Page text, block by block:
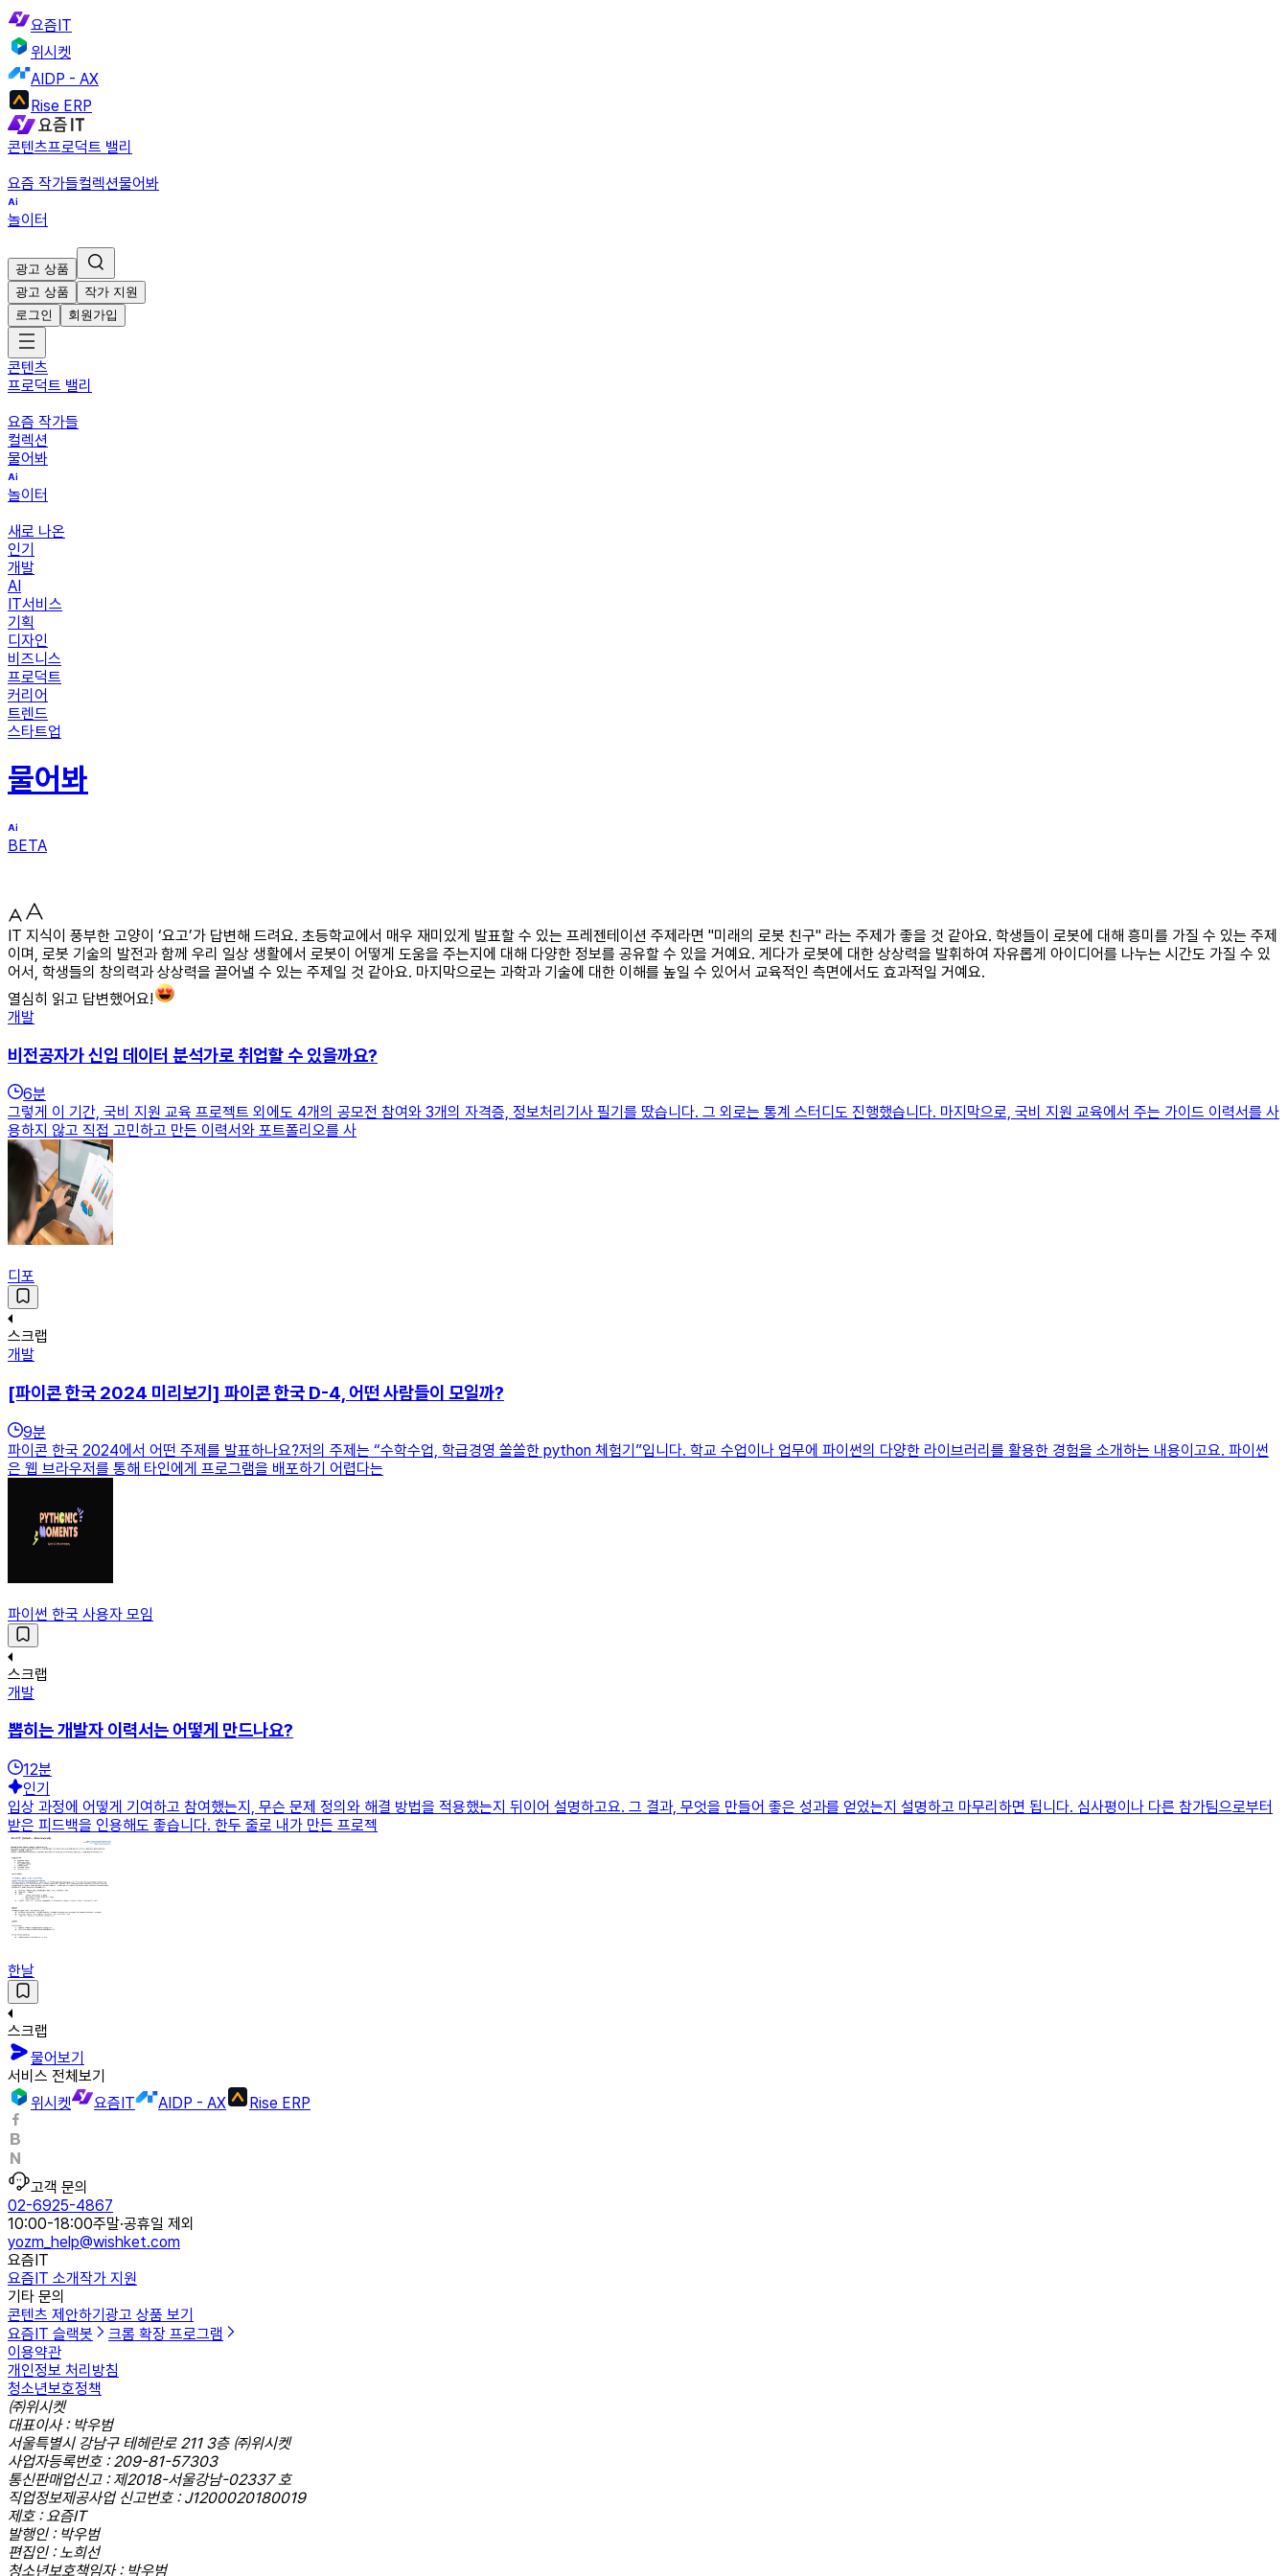
요즘IT
위시켓
AIDP - AX
Rise ERP
콘텐츠프로덕트 밸리
요즘 작가들컬렉션물어봐
놀이터
광고 상품
광고 상품
작가 지원
로그인
회원가입
콘텐츠
프로덕트 밸리
요즘 작가들
컬렉션
물어봐
놀이터
새로 나온
인기
개발
AI
IT서비스
기획
디자인
비즈니스
프로덕트
커리어
트렌드
스타트업
물어봐
BETA
IT 지식이 풍부한 고양이 ‘요고’가 답변해 드려요. 초등학교에서 매우 재미있게 발표할 수 있는 프레젠테이션 주제라면 "미래의 로봇 친구" 라는 주제가 좋을 것 같아요. 학생들이 로봇에 대해 흥미를 가질 수 있는 주제
이며, 로봇 기술의 발전과 함께 우리 일상 생활에서 로봇이 어떻게 도움을 주는지에 대해 다양한 정보를 공유할 수 있을 거예요. 게다가 로봇에 대한 상상력을 발휘하여 자유롭게 아이디어를 나누는 시간도 가질 수 있
어서, 학생들의 창의력과 상상력을 끌어낼 수 있는 주제일 것 같아요. 마지막으로는 과학과 기술에 대한 이해를 높일 수 있어서 교육적인 측면에서도 효과적일 거예요.
열심히 읽고 답변했어요!
개발
비전공자가 신입 데이터 분석가로 취업할 수 있을까요?
6분
그렇게 이 기간, 국비 지원 교육 프로젝트 외에도 4개의 공모전 참여와 3개의 자격증, 정보처리기사 필기를 땄습니다. 그 외로는 통계 스터디도 진행했습니다. 마지막으로, 국비 지원 교육에서 주는 가이드 이력서를 사
용하지 않고 직접 고민하고 만든 이력서와 포트폴리오를 사
디포
스크랩
개발
[파이콘 한국 2024 미리보기] 파이콘 한국 D-4, 어떤 사람들이 모일까?
9분
파이콘 한국 2024에서 어떤 주제를 발표하나요?저의 주제는 “수학수업, 학급경영 쏠쏠한 python 체험기”입니다. 학교 수업이나 업무에 파이썬의 다양한 라이브러리를 활용한 경험을 소개하는 내용이고요. 파이썬
은 웹 브라우저를 통해 타인에게 프로그램을 배포하기 어렵다는
파이썬 한국 사용자 모임
스크랩
개발
뽑히는 개발자 이력서는 어떻게 만드나요?
12분
인기
입상 과정에 어떻게 기여하고 참여했는지, 무슨 문제 정의와 해결 방법을 적용했는지 뒤이어 설명하고요. 그 결과, 무엇을 만들어 좋은 성과를 얻었는지 설명하고 마무리하면 됩니다. 심사평이나 다른 참가팀으로부터
받은 피드백을 인용해도 좋습니다. 한두 줄로 내가 만든 프로젝
한날
스크랩
물어보기
서비스 전체보기
위시켓
요즘IT AIDP - AX Rise ERP
고객 문의
02-6925-4867
10:00-18:00주말·공휴일 제외
yozm_help@wishket.com
요즘IT
요즘IT 소개작가 지원
기타 문의
콘텐츠 제안하기 광고 상품 보기
요즘IT 슬랙봇
크롬 확장 프로그램
이용약관
개인정보 처리방침
청소년보호정책
㈜위시켓
대표이사 : 박우범
서울특별시 강남구 테헤란로 211 3층 ㈜위시켓
사업자등록번호 : 209-81-57303
통신판매업신고 : 제2018-서울강남-02337 호
직업정보제공사업 신고번호 : J1200020180019
제호 : 요즘IT
발행인 : 박우범
편집인 : 노희선
청소년보호책임자 : 박우범